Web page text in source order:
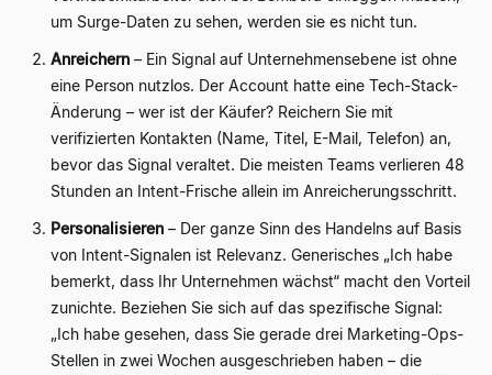
um Surge-Daten zu sehen, werden sie es nicht tun.
Anreichern – Ein Signal auf Unternehmensebene ist ohne
eine Person nutzlos. Der Account hatte eine Tech-Stack-
Änderung – wer ist der Käufer? Reichern Sie mit
verifizierten Kontakten (Name, Titel, E-Mail, Telefon) an,
bevor das Signal veraltet. Die meisten Teams verlieren 48
Stunden an Intent-Frische allein im Anreicherungsschritt.
Personalisieren – Der ganze Sinn des Handelns auf Basis
von Intent-Signalen ist Relevanz. Generisches „Ich habe
bemerkt, dass Ihr Unternehmen wächst“ macht den Vorteil
zunichte. Beziehen Sie sich auf das spezifische Signal:
„Ich habe gesehen, dass Sie gerade drei Marketing-Ops-
Stellen in zwei Wochen ausgeschrieben haben – die